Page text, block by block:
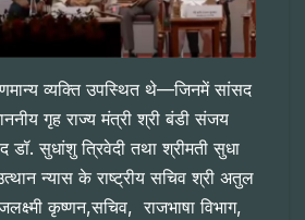
व्यक्ति उपस्थित थे—जिनमें सांसद
गृह राज्य मंत्री श्री बंडी संजय
डॉ. सुधांशु त्रिवेदी तथा श्रीमती सुधा
न्यास के राष्ट्रीय सचिव श्री अतुल
कृष्णन,सचिव, राजभाषा विभाग,